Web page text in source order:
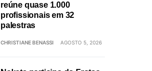
reúne quase 1.000
profissionais em 32
palestras
CHRISTIANE BENASSI AGOSTO 5, 2026